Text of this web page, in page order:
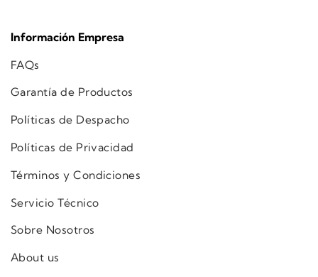
Información Empresa
FAQs
Garantía de Productos
Políticas de Despacho
Políticas de Privacidad
Términos y Condiciones
Servicio Técnico
Sobre Nosotros
About us